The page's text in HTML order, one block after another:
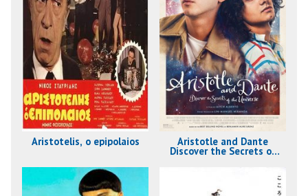
Aristotelis, o epipolaios Aristotle and Dante
Discover the Secrets of